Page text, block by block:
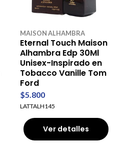
MAISON ALHAMBRA
Eternal Touch Maison
Alhambra Edp 30Ml
Unisex-Inspirado en
Tobacco Vanille Tom
Ford
$5.800
LATTALH145
Ver detalles